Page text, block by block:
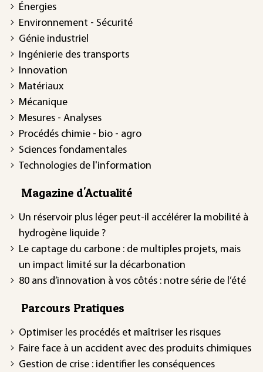
Énergies
Environnement - Sécurité
Génie industriel
Ingénierie des transports
Innovation
Matériaux
Mécanique
Mesures - Analyses
Procédés chimie - bio - agro
Sciences fondamentales
Technologies de l'information
Magazine d'Actualité
Un réservoir plus léger peut-il accélérer la mobilité à
hydrogène liquide ?
Le captage du carbone : de multiples projets, mais
un impact limité sur la décarbonation
80 ans d’innovation à vos côtés : notre série de l’été
Parcours Pratiques
Optimiser les procédés et maîtriser les risques
Faire face à un accident avec des produits chimiques
Gestion de crise : identifier les conséquences